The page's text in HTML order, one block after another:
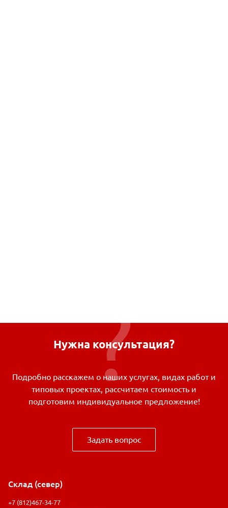
Нужна консультация?
Подробно расскажем о наших услугах, видах работ и
типовых проектах, рассчитаем стоимость и
подготовим индивидуальное предложение!
Задать вопрос
Склад (север)
+7 (812)467-34-77